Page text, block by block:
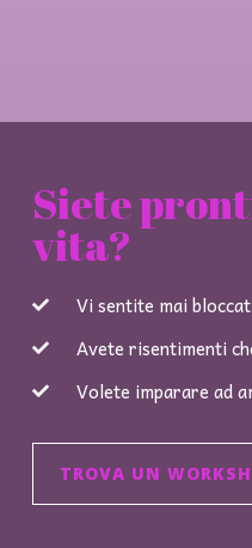
Siete
vita?
Vi sentite mai
Avete risentimenti
Volete imparare ad
TROVA UN